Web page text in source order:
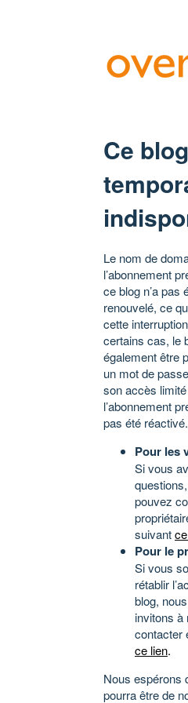
Ce
Le nom de
l’abonnement
ce blog n’a pas
renouvelé, ce
cette
certains cas, le
également être
un mot de
son accès
l’abonnement
pas été réactivé.
Pour les
Si vous
pouvez
suivant
Pour le
Si vous
rétablir
blog,
invitons à
contacter
ce lien.
Nous espérons
pourra être de